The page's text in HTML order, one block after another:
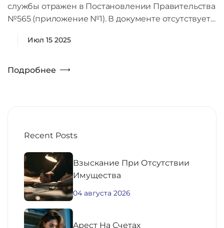
службы отражен в Постановлении Правительства
№565 (приложение №1). В документе отсутствует…
Июл 15 2025
Подробнее
Recent Posts
Взыскание При Отсутствии
Имущества
04 августа 2026
Aрест На Счетах